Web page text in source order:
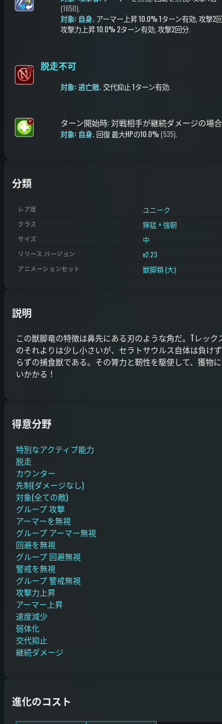
(1650).
対象: 自身. アーマー上昇10.0%1ターン有効, 攻撃2
攻撃力上昇10.0% 2ターン有効, 攻撃2回分.
脱走不可
対象: 逃亡敵.交代抑止1ターン有効.
ターン開始時:対戦相手が継続ダメージの場合
対象: 自身. 回復最大HPの10.0% (535).
分類
レア度 ユニーク
クラス 獰猛 + 強靭
サイズ 中
リリース バージョン v2.23
アニメーションセット 獣脚類 (大)
説明
この獣脚竜の特徴は鼻先にある刃のような角だ。Tレック
のそれよりは少し小さいが、セラトサウルス自体は負け
らずの捕食獣である。その膂力と靭性を駆使して、獲物
いかかる！
得意分野
特別なアクティブ能力
脱走
カウンター
先制(ダメージなし)
対象(全ての敵)
グループ 攻撃
アーマーを無視
グループ アーマー無視
回避を無視
グループ 回避無視
警戒を無視
グループ 警戒無視
攻撃力上昇
アーマー上昇
速度減少
弱体化
交代抑止
継続ダメージ
進化のコスト